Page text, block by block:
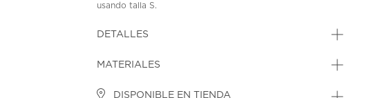
usando talla S.
DETALLES
MATERIALES
DISPONIBLE EN TIENDA